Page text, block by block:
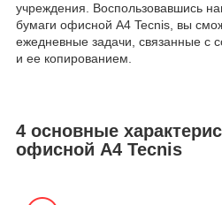
учреждения. Воспользовавшись
бумаги офисной А4 Tecnis, вы
ежедневные задачи, связанные с
и ее копированием.
4 основные
офисной А4 Tecnis